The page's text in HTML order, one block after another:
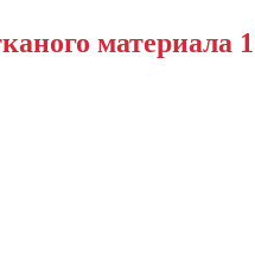
материала